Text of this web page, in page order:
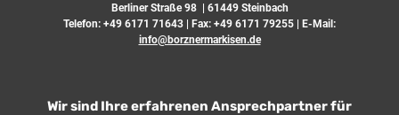
Berliner Straße 98 | 61449 Steinbach
Telefon: +49 6171 71643 | Fax: +49 6171 79255 | E-Mail:
info@borznermarkisen.de
Wir sind Ihre erfahrenen Ansprechpartner für